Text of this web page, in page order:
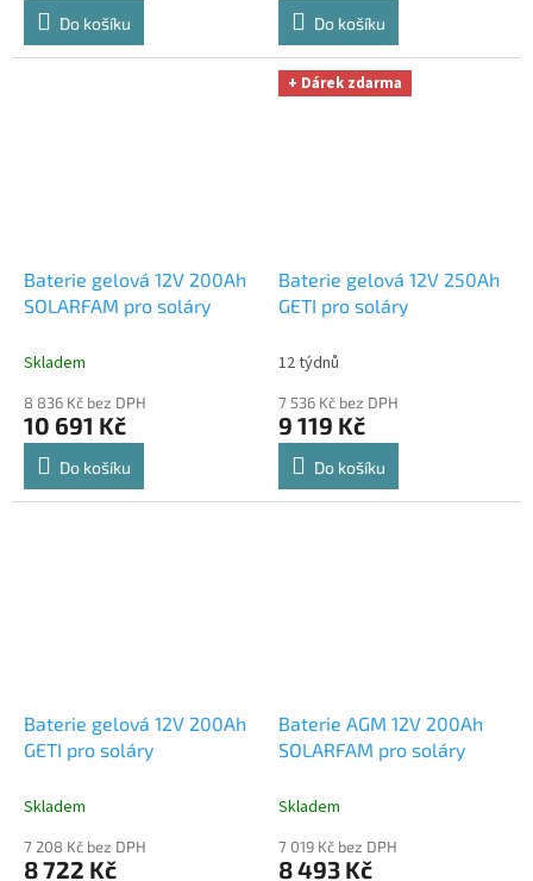
Do košíku Do košíku
Baterie gelová 12V 200Ah
SOLARFAM pro soláry
Skladem
8 836 Kč bez DPH
10 691 Kč
Do košíku
+ Dárek zdarma
Baterie gelová 12V 250Ah
GETI pro soláry
12 týdnů
7 536 Kč bez DPH
9 119 Kč
Do košíku
Baterie gelová 12V 200Ah
GETI pro soláry
Skladem
7 208 Kč bez DPH
8 722 Kč
Baterie AGM 12V 200Ah
SOLARFAM pro soláry
Skladem
7 019 Kč bez DPH
8 493 Kč